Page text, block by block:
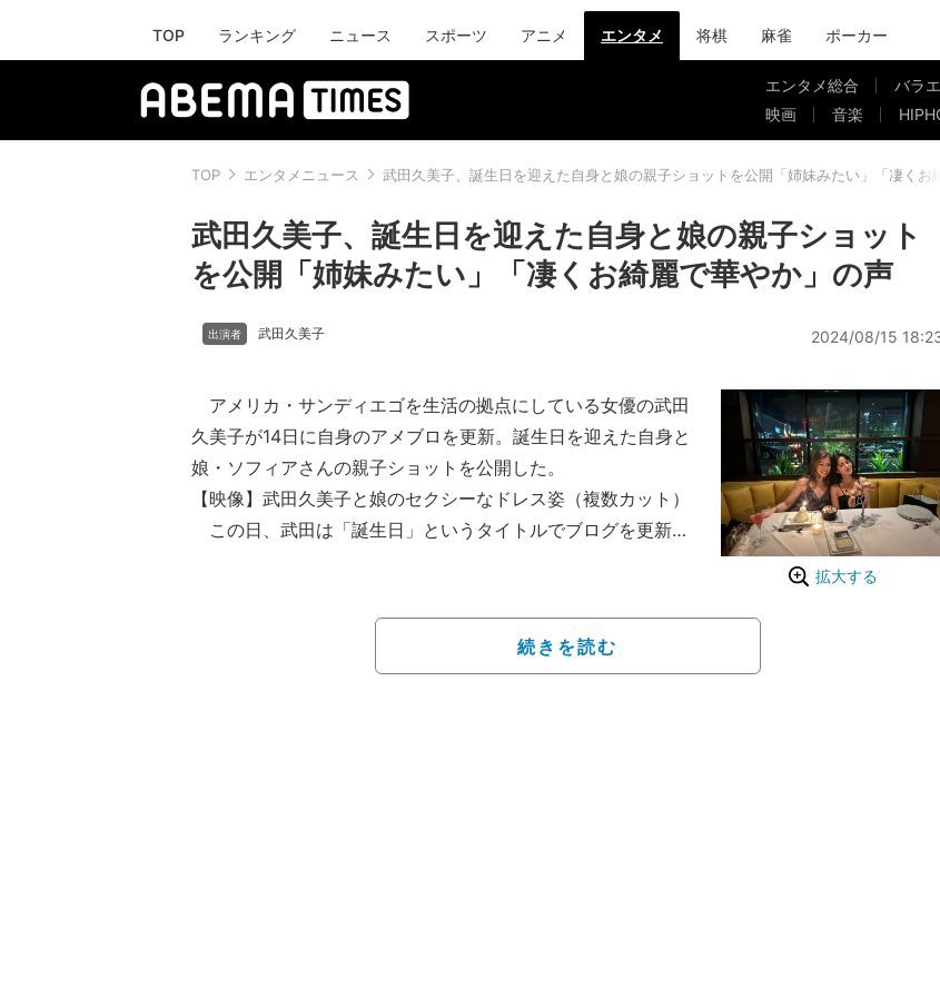
TOP ランキング ニュース スポーツ アニメ エンタメ 将棋 麻雀 ポーカー
エンタメ総合 バラ
映画
音楽
TOP エンタメニュース 武田久美子、誕生日を迎えた自身と娘の親子ショットを公開「姉妹みたい」「凄くお
武田久美子、誕生日を迎えた自身と娘の親子ショット
を公開「姉妹みたい」「凄くお綺麗で華やか」の声
武田久美子 2024/08/15
拡大する
アメリカ・サンディエゴを生活の拠点にしている女優の武田
久美子が14日に自身のアメブロを更新。誕生日を迎えた自身と
娘・ソフィアさんの親子ショットを公開した。
【映像】武田久美子と娘のセクシーなドレス姿（複数カット）
この日、武田は「誕生日」というタイトルでブログを更新。
続きを読む